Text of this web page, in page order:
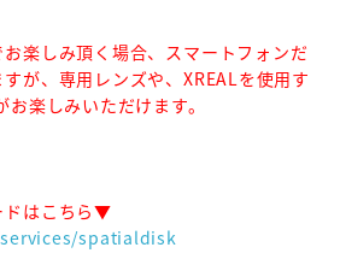
楽しみ頂く場合、スマートフォンだ
が、専用レンズや、XREALを使用す
楽しみいただけます。
spatialdisk